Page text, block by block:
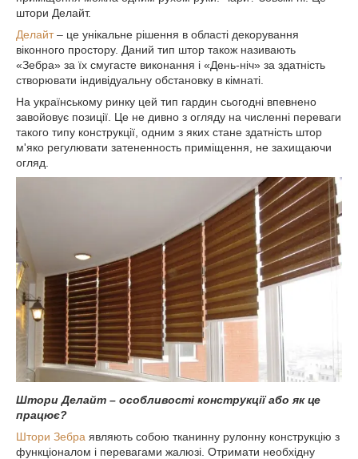
штори Делайт.
Делайт– це унікальне рішення в області декорування
віконного простору. Даний тип штор також називають
«Зебра» за їх смугасте виконання і «День-ніч» за здатність
створювати індивідуальну обстановку в кімнаті.
На українському ринку цей тип гардин сьогодні впевнено
завойовує позиції. Це не дивно з огляду на численні переваги
такого типу конструкції, одним з яких стане здатність штор
м'яко регулювати затененность приміщення, не захищаючи
огляд.
Штори Делайт – особливості конструкції або як це
працює?
Штори Зебра являють собою тканинну рулонну конструкцію з
функціоналом і перевагами жалюзі. Отримати необхідну